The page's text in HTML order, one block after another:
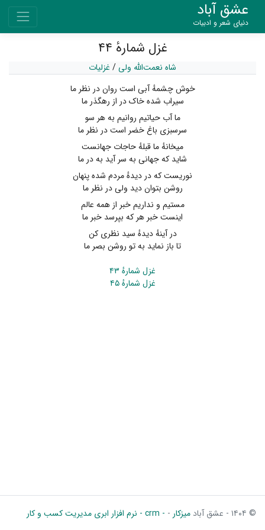
عشق آباد
دنیای شعر و ادبیات
غزل شمارهٔ ۴۴
شاه نعمت‌الله ولی/ غزلیات
خوش چشمهٔ آبی است روان در نظر ما
سیراب شده خاک در از رهگذر ما
ما آب حیاتیم روانیم به هر سو
سرسبزی باغ خضر است در نظر ما
میخانهٔ ما قبلهٔ حاجات جهانست
شاید که جهانی به سر آید به در ما
نوریست که در دیدهٔ مردم شده پنهان
روشن بتوان دید ولی در نظر ما
مستیم و نداریم خبر از همه عالم
اینست خبر هر که بپرسد خبر ما
در آینهٔ دیدهٔ سید نظری کن
تا باز نماید به تو روشن بصر ما
غزل شمارهٔ ۴۳
غزل شمارهٔ ۴۵
© ۱۴۰۴ - عشق آباد میزکار - - crm - نرم افزار ابری مدیریت کسب و کار